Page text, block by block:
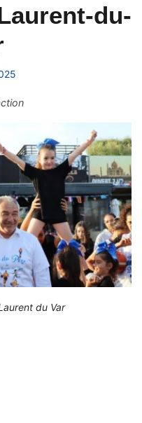
du-
du Var